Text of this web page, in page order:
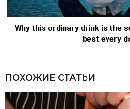
ПОХОЖИЕ СТАТЬИ